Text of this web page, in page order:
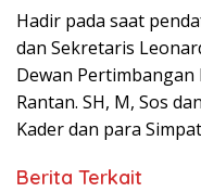
Hadir pada saat
dan Sekretaris
Dewan
Rantan. SH, M, Sos
Kader dan para
Berita Terkait